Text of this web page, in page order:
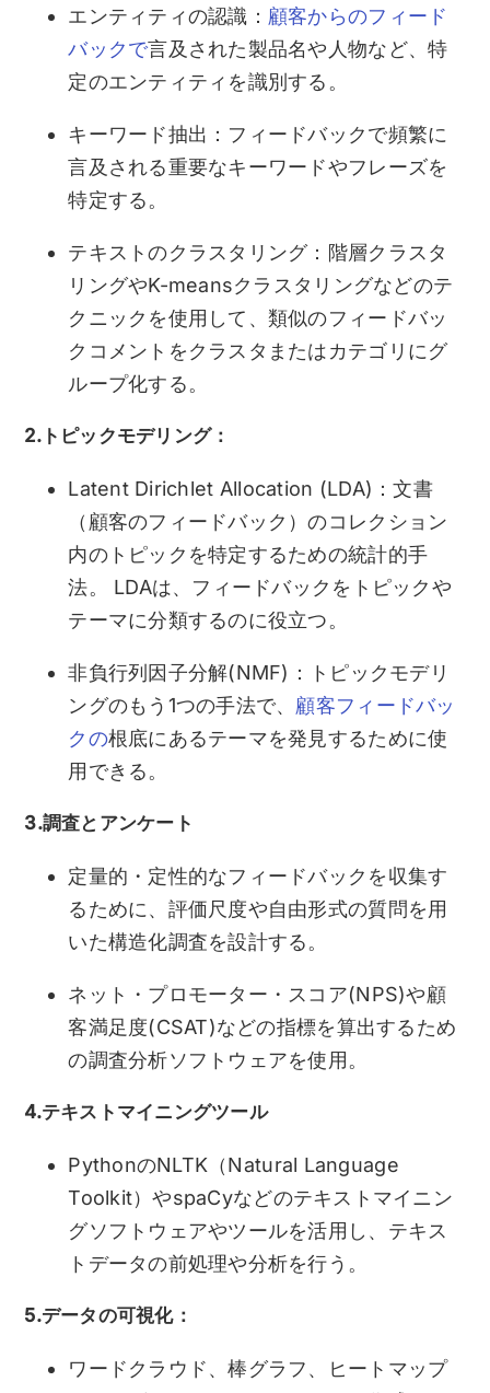
エンティティの認識： 顧客からのフィード
バックで言及された製品名や人物など、特
定のエンティティを識別する。
キーワード抽出：フィードバックで頻繁に
言及される重要なキーワードやフレーズを
特定する。
テキストのクラスタリング：階層クラスタ
リングやK-meansクラスタリングなどのテ
クニックを使用して、類似のフィードバッ
クコメントをクラスタまたはカテゴリにグ
ループ化する。
2.トピックモデリング：
Latent Dirichlet Allocation (LDA)：文書
（顧客のフィードバック）のコレクション
内のトピックを特定するための統計的手
法。 LDAは、フィードバックをトピックや
テーマに分類するのに役立つ。
非負行列因子分解(NMF)：トピックモデリ
ングのもう1つの手法で、 顧客フィードバッ
クの根底にあるテーマを発見するために使
用できる。
3.調査とアンケート
定量的・定性的なフィードバックを収集す
るために、評価尺度や自由形式の質問を用
いた構造化調査を設計する。
ネット・プロモーター・スコア(NPS)や顧
客満足度(CSAT)などの指標を算出するため
の調査分析ソフトウェアを使用。
4.テキストマイニングツール
PythonのNLTK（Natural Language
Toolkit）やspaCyなどのテキストマイニン
グソフトウェアやツールを活用し、テキス
トデータの前処理や分析を行う。
5.データの可視化：
ワードクラウド、棒グラフ、ヒートマップ